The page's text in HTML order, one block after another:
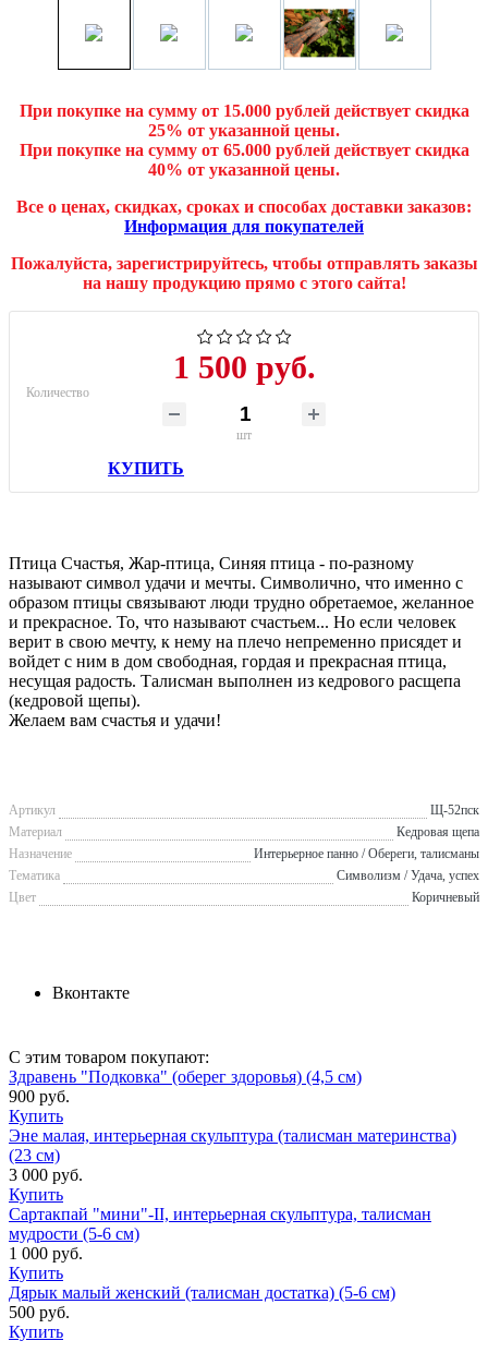
При покупке на сумму от 15.000 рублей действует скидка
25% от указанной цены.
При покупке на сумму от 65.000 рублей действует скидка
40% от указанной цены.
Все о ценах, скидках, сроках и способах доставки заказов:
Информация для покупателей
Пожалуйста, зарегистрируйтесь, чтобы отправлять заказы
на нашу продукцию прямо с этого сайта!
1 500 руб.
Количество
шт
КУПИТЬ
Птица Счастья, Жар-птица, Синяя птица - по-разному
называют символ удачи и мечты. Символично, что именно с
образом птицы связывают люди трудно обретаемое, желанное
и прекрасное. То, что называют счастьем... Но если человек
верит в свою мечту, к нему на плечо непременно присядет и
войдет с ним в дом свободная, гордая и прекрасная птица,
несущая радость. Талисман выполнен из кедрового расщепа
(кедровой щепы).
Желаем вам счастья и удачи!
Артикул
Щ-52пск
Материал
Кедровая щепа
Назначение
Интерьерное панно / Обереги, талисманы
Тематика
Символизм / Удача, успех
Цвет
Коричневый
Вконтакте
С этим товаром покупают:
Здравень "Подковка" (оберег здоровья) (4,5 см)
900 руб.
Купить
Эне малая, интерьерная скульптура (талисман материнства)
(23 см)
3 000 руб.
Купить
Сартакпай "мини"-II, интерьерная скульптура, талисман
мудрости (5-6 см)
1 000 руб.
Купить
Дярык малый женский (талисман достатка) (5-6 см)
500 руб.
Купить